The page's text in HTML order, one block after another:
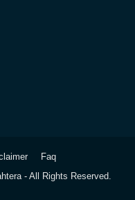
Faq
- All Rights Reserved.